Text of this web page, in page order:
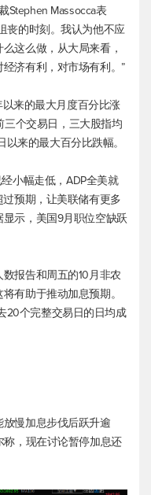
Stephen Massocca表
丧的时刻。我认为他不应
这么做，从大局来看，
济有利，对市场有利。”
以来的最大月度百分比涨
三个交易日，三大股指均
以来的最大百分比跌幅。
小幅走低，ADP全美就
预期，让美联储有更多
示，美国9月职位空缺跃
报告和周五的10月非农
有助于推动加息预期。
20个完整交易日的日均成
慢加息步伐后跃升逾
称，现在讨论暂停加息还